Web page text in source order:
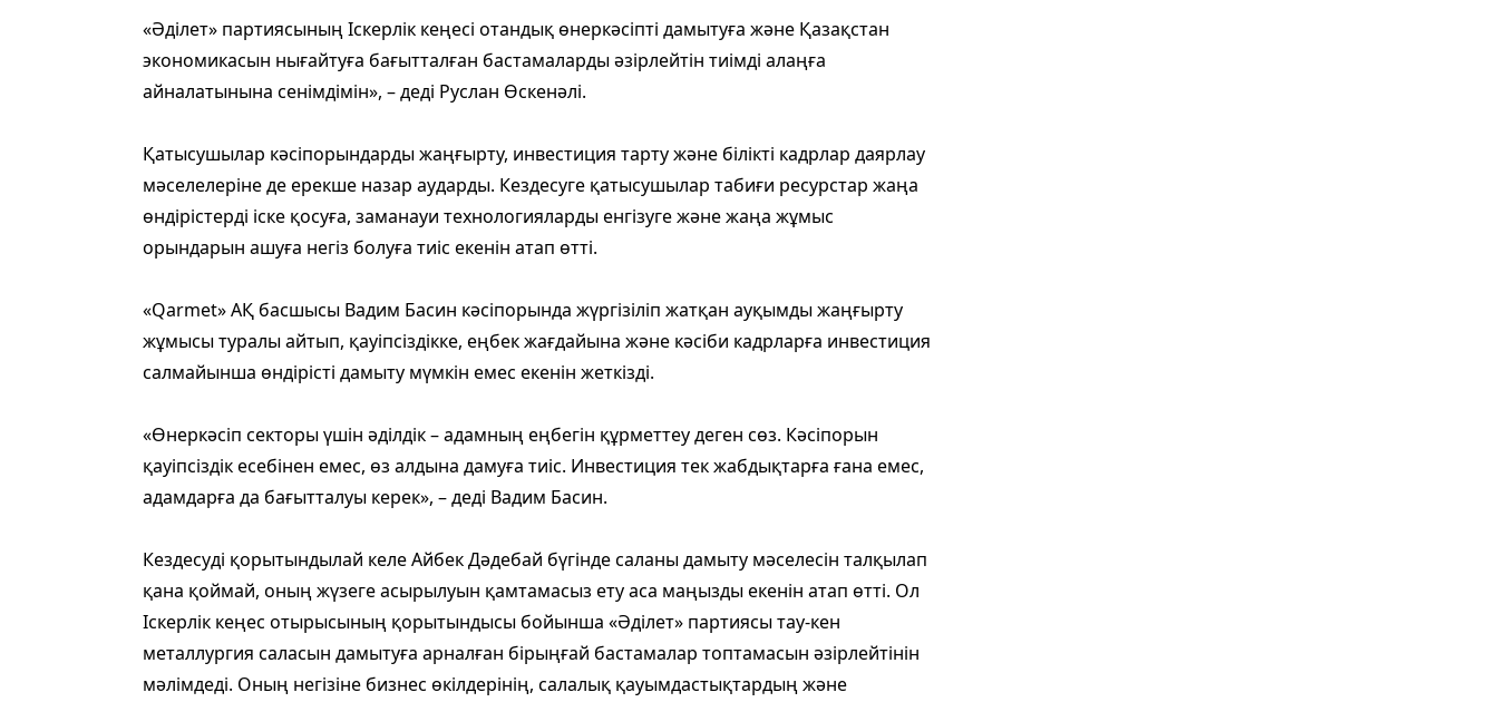
«Әділет» партиясының Іскерлік кеңесі отандық өнеркәсіпті дамытуға және Қазақстан
экономикасын нығайтуға бағытталған бастамаларды әзірлейтін тиімді алаңға
айналатынына сенімдімін», – деді Руслан Өскенәлі.
Қатысушылар кәсіпорындарды жаңғырту, инвестиция тарту және білікті кадрлар даярлау
мәселелеріне де ерекше назар аударды. Кездесуге қатысушылар табиғи ресурстар жаңа
өндірістерді іске қосуға, заманауи технологияларды енгізуге және жаңа жұмыс
орындарын ашуға негіз болуға тиіс екенін атап өтті.
«Qarmet» АҚ басшысы Вадим Басин кәсіпорында жүргізіліп жатқан ауқымды жаңғырту
жұмысы туралы айтып, қауіпсіздікке, еңбек жағдайына және кәсіби кадрларға инвестиция
салмайынша өндірісті дамыту мүмкін емес екенін жеткізді.
«Өнеркәсіп секторы үшін әділдік – адамның еңбегін құрметтеу деген сөз. Кәсіпорын
қауіпсіздік есебінен емес, өз алдына дамуға тиіс. Инвестиция тек жабдықтарға ғана емес,
адамдарға да бағытталуы керек», – деді Вадим Басин.
Кездесуді қорытындылай келе Айбек Дәдебай бүгінде саланы дамыту мәселесін талқылап
қана қоймай, оның жүзеге асырылуын қамтамасыз ету аса маңызды екенін атап өтті. Ол
Іскерлік кеңес отырысының қорытындысы бойынша «Әділет» партиясы тау-кен
металлургия саласын дамытуға арналған бірыңғай бастамалар топтамасын әзірлейтінін
мәлімдеді. Оның негізіне бизнес өкілдерінің, салалық қауымдастықтардың және